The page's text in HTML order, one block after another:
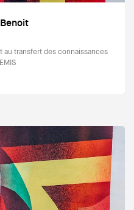
au transfert des connaissances